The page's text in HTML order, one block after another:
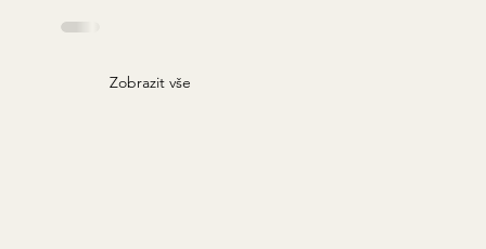
Zobrazit vše